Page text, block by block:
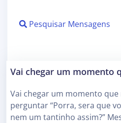
Pesquisar Mensagens
Vai chegar um momento
Vai chegar um momento
perguntar “Porra, sera que
nem um tantinho assim?”